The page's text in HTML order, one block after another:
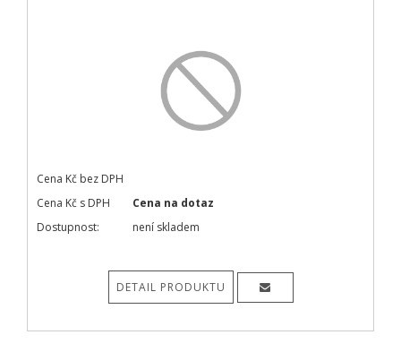
Cena Kč bez DPH
Cena Kč s DPH
Cena na dotaz
Dostupnost:
není skladem
DETAIL PRODUKTU